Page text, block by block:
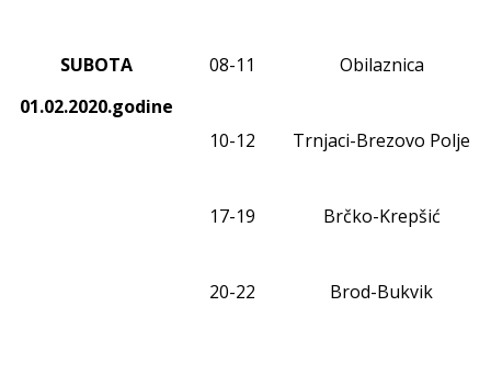
SUBOTA
01.02.2020.godine
08-1 1 Obilaznica
10-12 Trnjaci-Brezovo Polje
17-19 Brčko-Krepšić
20-22 Brod-Bukvik